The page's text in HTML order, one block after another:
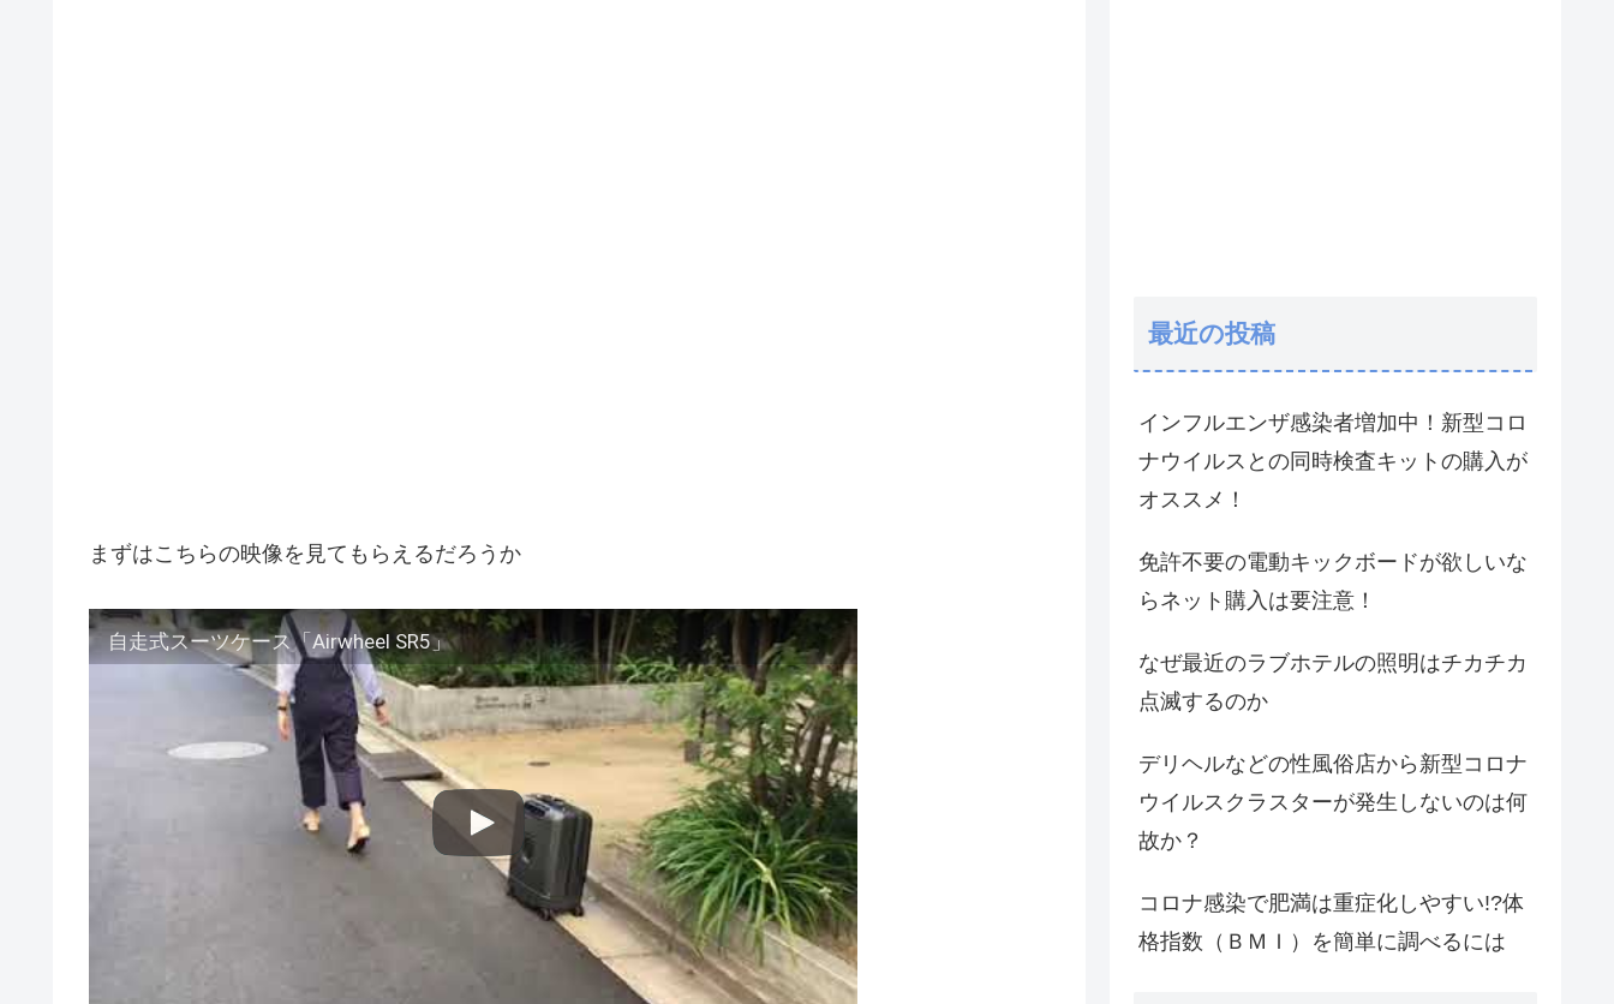
まずはこちらの映像を見てもらえるだろうか
自走式スーツケース「Airwheel SR5」
最近の投稿
インフルエンザ感染者増加中！新型コロ
ナウイルスとの同時検査キットの購入が
オススメ！
免許不要の電動キックボードが欲しいな
らネット購入は要注意！
なぜ最近のラブホテルの照明はチカチカ
点滅するのか
デリヘルなどの性風俗店から新型コロナ
ウイルスクラスターが発生しないのは何
故か？
コロナ感染で肥満は重症化しやすい!?体
格指数（ＢＭＩ）を簡単に調べるには